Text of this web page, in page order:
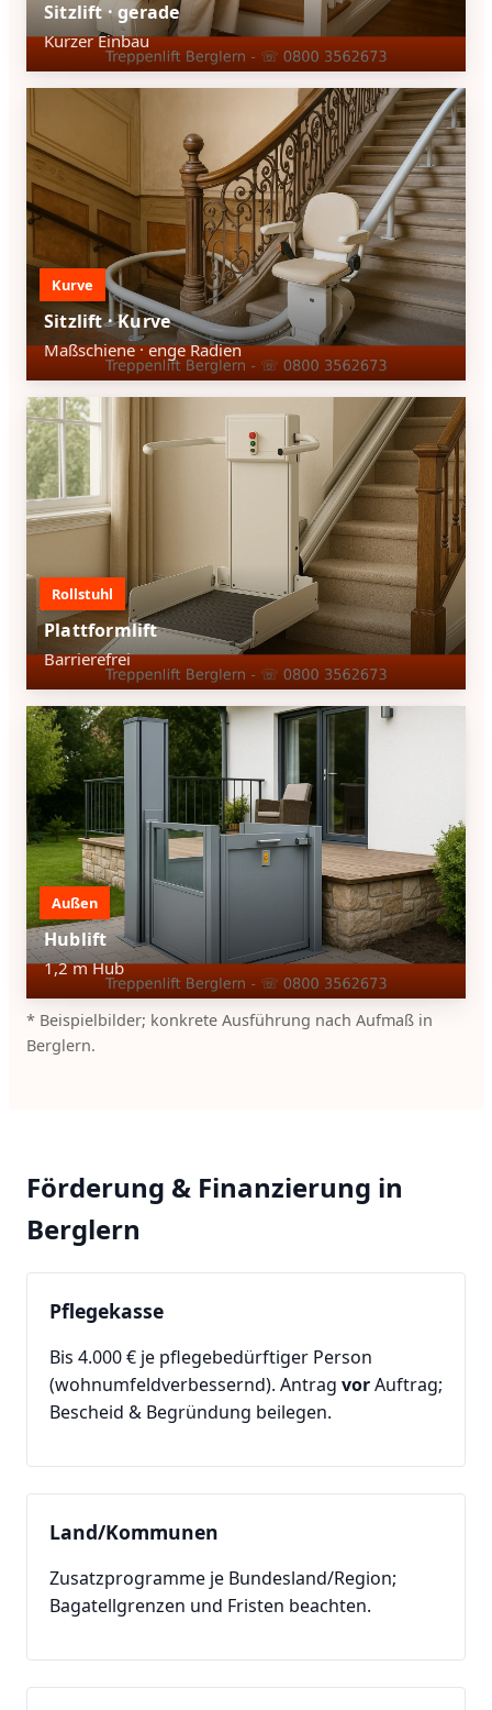
Sitzlift · gerade
Kurzer Einbau
Kurve
Sitzlift · Kurve
Maßschiene · enge Radien
Rollstuhl
Plattformlift
Barrierefrei
Außen
Hublift
1,2 m Hub
* Beispielbilder; konkrete Ausführung nach Aufmaß in
Berglern.
Förderung & Finanzierung in
Berglern
Pflegekasse
Bis 4.000 € je pflegebedürftiger Person
(wohnumfeldverbessernd). Antrag vorAuftrag;
Bescheid & Begründung beilegen.
Land/Kommunen
Zusatzprogramme je Bundesland/Region;
Bagatellgrenzen und Fristen beachten.